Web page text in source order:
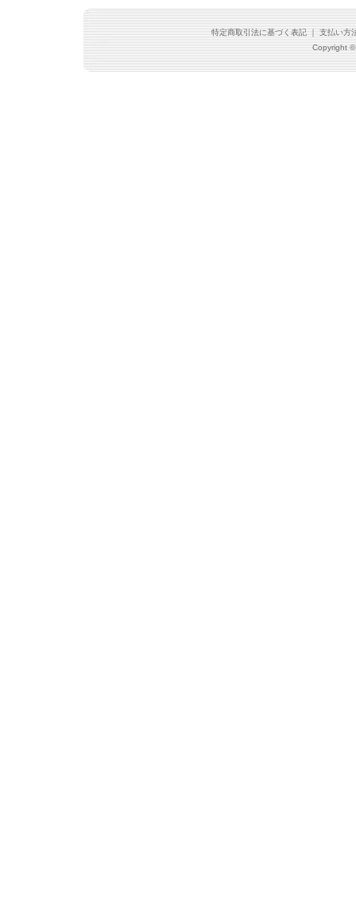
特定商取引法に基づく表記｜支払い方
Copyright